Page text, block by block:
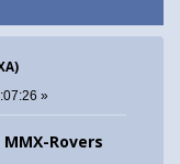
»
Rovers